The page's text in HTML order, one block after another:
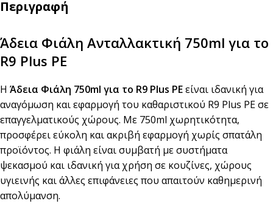
Περιγραφή
Άδεια Φιάλη Ανταλλακτική 750ml για το
R9 Plus PE
Η Άδεια Φιάλη 750ml για το R9 Plus PEείναι ιδανική για
αναγόμωση και εφαρμογή του καθαριστικού R9 Plus PE σε
επαγγελματικούς χώρους. Με 750ml χωρητικότητα,
προσφέρει εύκολη και ακριβή εφαρμογή χωρίς σπατάλη
προϊόντος. Η φιάλη είναι συμβατή με συστήματα
ψεκασμού και ιδανική για χρήση σε κουζίνες, χώρους
υγιεινής και άλλες επιφάνειες που απαιτούν καθημερινή
απολύμανση.